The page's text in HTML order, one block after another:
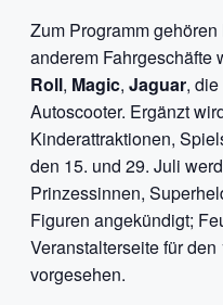
Zum Programm
anderem Fahrgeschäfte
Roll, Magic, Jaguar,
Autoscooter. Ergänzt
Kinderattraktionen,
den 15. und 29. Juli
Prinzessinnen,
Figuren angekündigt;
Veranstalterseite für
vorgesehen.